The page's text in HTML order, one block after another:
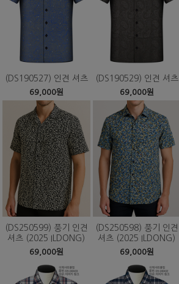
(DS190527) 인견 셔츠
69,000원
(DS190529) 인견 셔츠
69,000원
(DS250599) 풍기 인견
셔츠 (2025 ILDONG)
69,000원
(DS250598) 풍기 인견
셔츠 (2025 ILDONG)
69,000원